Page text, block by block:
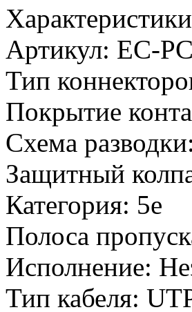
Артикул: EC-
Тип
Покрытие
Схема разводки:
Защитный
Категория: 5e
Полоса
Исполнение:
Тип кабеля: